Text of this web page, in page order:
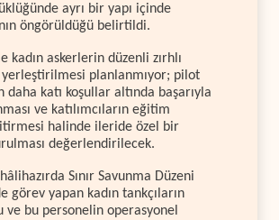
ayrı bir yapı içinde
öngörüldüğü belirtildi.
kadın askerlerin düzenli zırhlı
planlanmıyor; pilot
daha katı koşullar altında başarıyla
ve katılımcıların eğitim
halinde ileride özel bir
değerlendirilecek.
Sınır Savunma Düzeni
görev yapan kadın tankçıların
ve bu personelin operasyonel